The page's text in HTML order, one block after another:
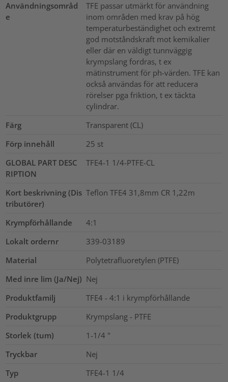
Användningsområd
e
TFE passar utmärkt för användning
inom områden med krav på hög
temperaturbeständighet och extremt
god motståndskraft mot kemikalier
eller där en väldigt tunnväggig
krympslang fordras, t ex
mätinstrument för ph-värden. TFE kan
också användas för att reducera
rörelser pga friktion, t ex täckta
cylindrar.
Färg
Transparent (CL)
Förp innehåll
25 st
GLOBAL PART DESC
RIPTION
TFE4-1 1/4-PTFE-CL
Kort beskrivning (Dis
tributörer)
Teflon TFE4 31,8mm CR 1,22m
Krympförhållande
4:1
Lokalt ordernr
339-03189
Material
Polytetrafluoretylen (PTFE)
Med inre lim (Ja/Nej) Nej
Produktfamilj
TFE4 - 4:1 i krympförhållande
Produktgrupp
Krympslang - PTFE
Storlek (tum)
1-1/4 "
Tryckbar
Nej
Typ
TFE4-1 1/4